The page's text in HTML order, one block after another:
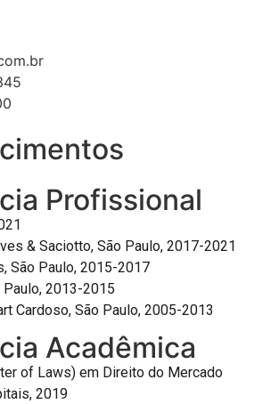
Profissional
& Saciotto, São Paulo, 2017-2021
São Paulo, 2015-2017
Paulo, 2013-2015
Cardoso, São Paulo, 2005-2013
Acadêmica
of Laws) em Direito do Mercado
2019